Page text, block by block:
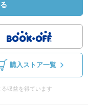
購入ストア一覧
収益を得ています